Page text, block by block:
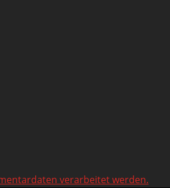
verarbeitet werden.